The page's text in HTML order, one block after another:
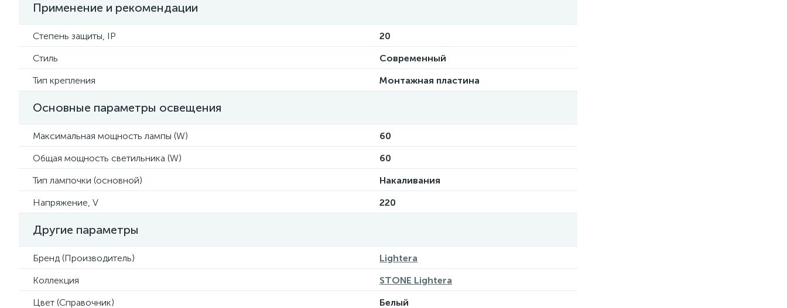
Применение и рекомендации
Степень защиты, IP
20
Стиль
Современный
Тип крепления
Монтажная пластина
Основные параметры освещения
Максимальная мощность лампы (W)
60
Общая мощность светильника (W)
60
Тип лампочки (основной)
Накаливания
Напряжение, V
220
Другие параметры
Бренд (Производитель)
Lightera
Коллекция
STONE Lightera
Цвет (Справочник)
Белый